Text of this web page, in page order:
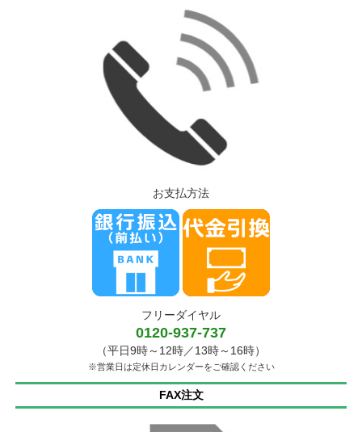
お支払方法
フリーダイヤル
0120-937-737
（平日9時～12時／13時～16時）
※営業日は定休日カレンダーをご確認ください
FAX注文